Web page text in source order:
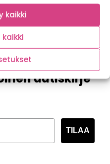
kaikki
kaikki
uutiskirje
TILAA